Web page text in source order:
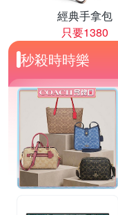
經典手拿包
只要1380
秒殺時時樂